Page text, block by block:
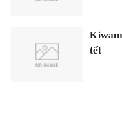
tết